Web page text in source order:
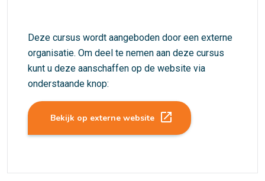
Deze cursus wordt aangeboden door een externe
organisatie. Om deel te nemen aan deze cursus
kunt u deze aanschaffen op de website via
onderstaande knop:
Bekijk op externe website launch